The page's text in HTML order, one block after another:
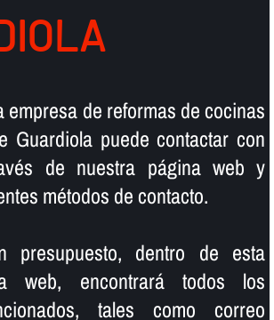
empresa de reformas de cocinas
Guardiola puede contactar con
de nuestra página web y
métodos de contacto.
presupuesto, dentro de esta
web, encontrará todos los
tales como correo